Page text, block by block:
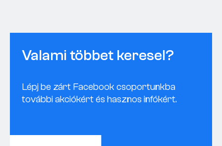
Valami többet keresel?
Lépj be zárt Facebook csoportunkba
további akciókért és hasznos infókért.